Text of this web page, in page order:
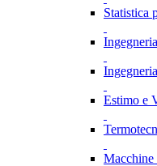
Statistica
Estimo e
Macchine